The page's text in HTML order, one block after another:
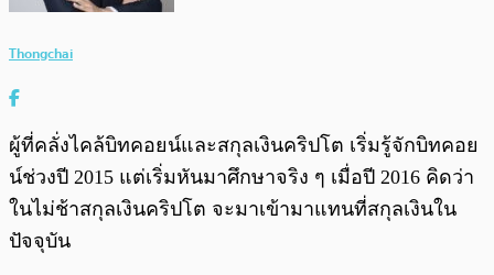
Thongchai
ผู้ที่คลั่งไคล้บิทคอยน์และสกุลเงินคริปโต เริ่มรู้จักบิทคอย
น์ช่วงปี 2015 แต่เริ่มหันมาศึกษาจริง ๆ เมื่อปี 2016 คิดว่า
ในไม่ช้าสกุลเงินคริปโต จะมาเข้ามาแทนที่สกุลเงินใน
ปัจจุบัน